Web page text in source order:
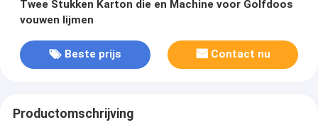
Twee Stukken Karton die en Machine voor Golfdoos
vouwen lijmen
Beste prijs Contact nu
Productomschrijving